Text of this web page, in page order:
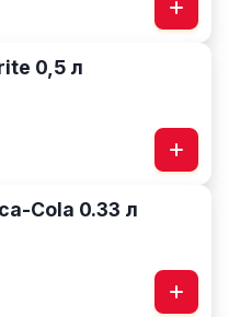
0,5 л
Cola 0.33 л